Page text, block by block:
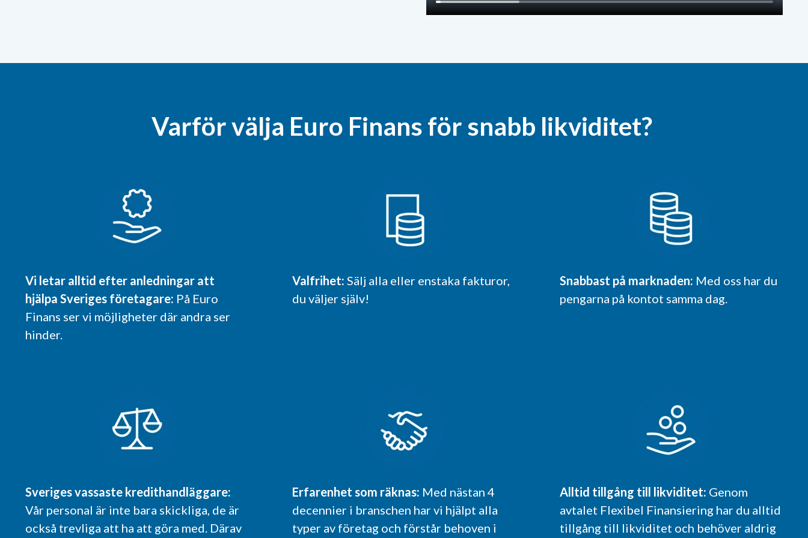
Varför välja Euro Finans för snabb likviditet?
Vi letar alltid efter anledningar att
hjälpa Sveriges företagare: På Euro
Finans ser vi möjligheter där andra ser
hinder.
Valfrihet:Sälj alla eller enstaka fakturor,
du väljer själv!
Snabbast på marknaden: Med oss har du
pengarna på kontot samma dag.
Sveriges vassaste kredithandläggare:
Vår personal är inte bara skickliga, de är
också trevliga att ha att göra med. Därav
Erfarenhet som räknas: Med nästan 4
decennier i branschen har vi hjälpt alla
typer av företag och förstår behoven i
Alltid tillgång till likviditet: Genom
avtalet Flexibel Finansiering har du alltid
tillgång till likviditet och behöver aldrig